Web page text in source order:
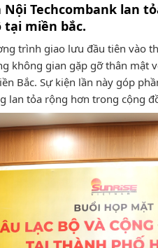
Nội Techcombank lan
tại miền bắc.
trình giao lưu đầu tiên vào
không gian gặp gỡ thân mật
Bắc. Sự kiện lần này góp
lan tỏa rộng hơn trong cộng